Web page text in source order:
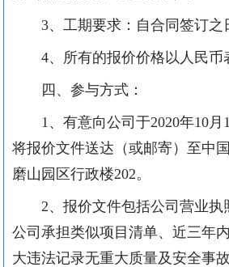
3、工期要求：自合同签订之
4、所有的报价价格以人民币
四、参与方式：
1、有意向公司于2020年10月
将报价文件送达（或邮寄）至中
磨山园区行政楼202。
2、报价文件包括公司营业执
公司承担类似项目清单、近三年
大违法记录无重大质量及安全事